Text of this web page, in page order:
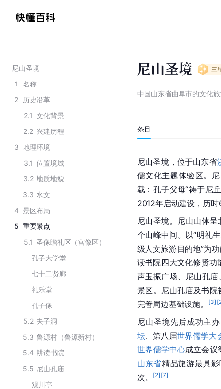
尼山圣境
1
名称
2
历史沿革
2.1 文化背景
2.2 兴建历程
3 地理环境
3.1 位置境域
3.2 地质地貌
3.3 水文
4 景区布局
5 重要景点
5.1 圣像瞻礼区（宫像区）
孔子大学堂
七十二贤廊
礼乐堂
孔子像
5.2 夫子洞
5.3 鲁源村（鲁源新村）
5.4 耕读书院
5.5 尼山孔庙
观川亭
尼山圣境 三
中国山东省曲阜市的文化
条目
尼山圣境，位于山东省
儒文化主题体验区。
载：孔子父母“祷于尼
2012年启动建设，历
尼山圣境。尼山山体
个山峰中间。以“明礼
级人文旅游目的地”为
读书院四大文化修贤功
声玉振广场、尼山孔
景区。尼山孔庙及书院
完善周边基础设施。
[3] [
尼山圣境先后成功主
坛 、第八届世界儒学大
世界儒学中心成立会议
山东省精品旅游最具
次。
[2] [7]